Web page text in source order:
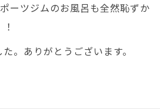
ーツジムのお風呂も全然恥ずか
。ありがとうございます。